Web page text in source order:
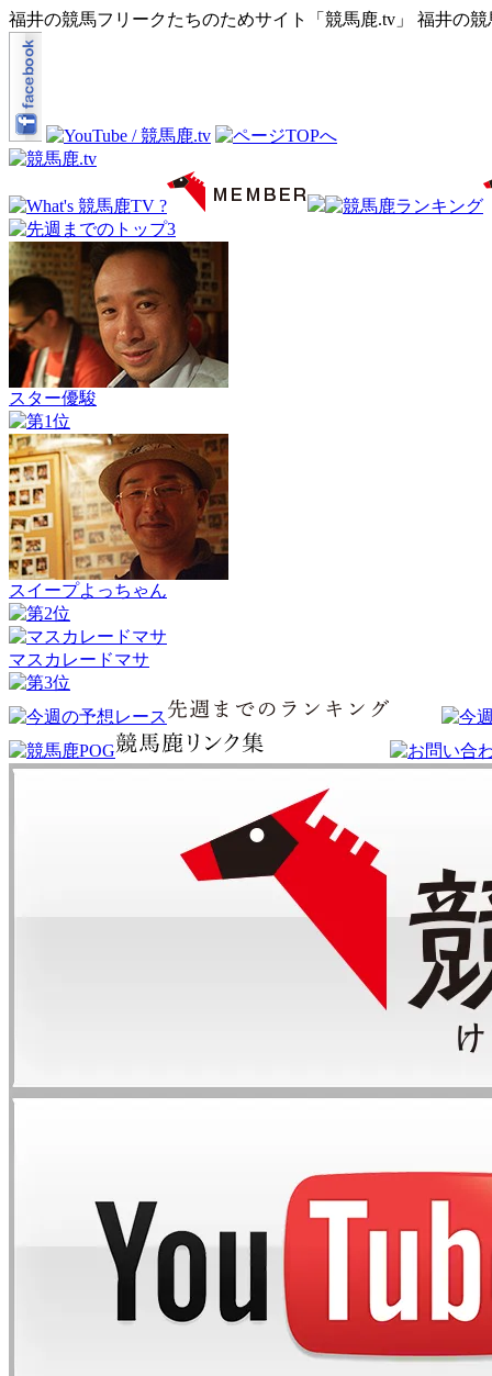
福井の競馬フリークたちのためサイト「競馬鹿.tv」 福井の
スター優駿
スイープよっちゃん
マスカレードマサ